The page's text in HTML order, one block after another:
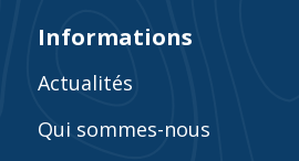
Informations
Actualités
Qui sommes-nous